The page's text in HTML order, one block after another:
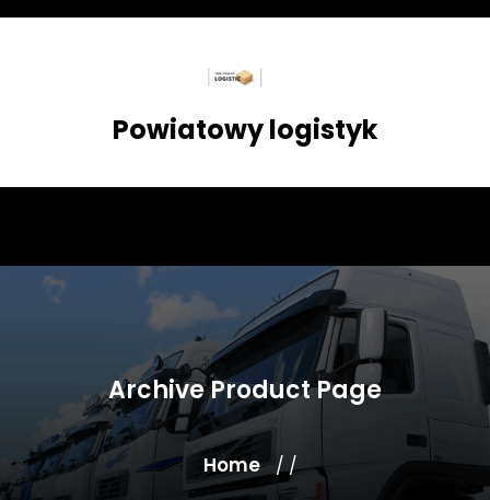
Skip
Powiatowy logistyk
Archive Product Page
Home / /